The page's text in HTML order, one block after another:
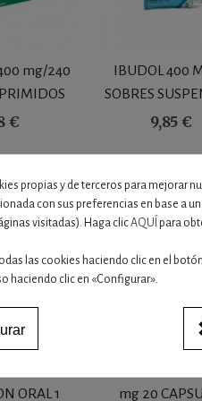
mg/240
€
IBUDOL 400
SOBRES
ORAL 10 ML
9,85 €
ORAL 1
mg 20
propias y de terceros para mejorar
con sus preferencias en base a
visitadas). Haga clicAQUÍ para
las cookies haciendo clic en el
haciendo clic en «Configurar».